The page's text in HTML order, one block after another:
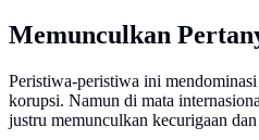
Memunculkan
Peristiwa-peristiwa ini mendominasi
korupsi. Namun di mata
justru memunculkan kecurigaan